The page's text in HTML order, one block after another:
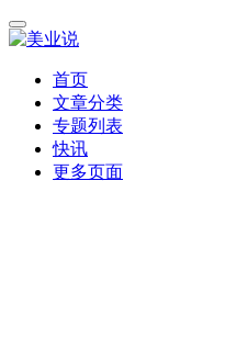
首页
文章分类
专题列表
快讯
更多页面